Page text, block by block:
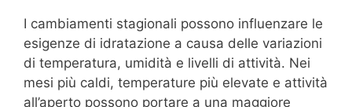
I cambiamenti stagionali possono influenzare le
esigenze di idratazione a causa delle variazioni
di temperatura, umidità e livelli di attività. Nei
mesi più caldi, temperature più elevate e attività
all’aperto possono portare a una maggiore